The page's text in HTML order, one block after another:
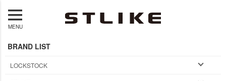
MENU
BRAND LIST
LOCKSTOCK